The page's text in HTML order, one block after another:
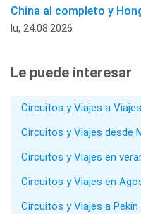
China al completo y
lu, 24.08.2026
Le puede interesar
Circuitos y Viajes a
Circuitos y Viajes desde
Circuitos y Viajes en
Circuitos y Viajes en
Circuitos y Viajes a Pekín